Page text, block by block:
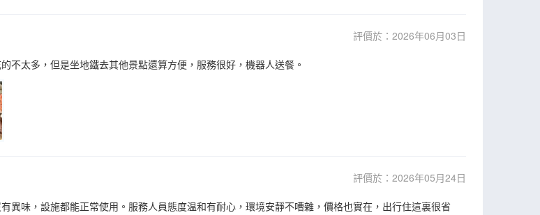
評價於：2026年06月03日
不太多，但是坐地鐵去其他景點還算方便，服務很好，機器人送餐。
評價於：2026年05月24日
異味，設施都能正常使用。服務人員態度温和有耐心，環境安靜不嘈雜，價格也實在，出行住這裏很省